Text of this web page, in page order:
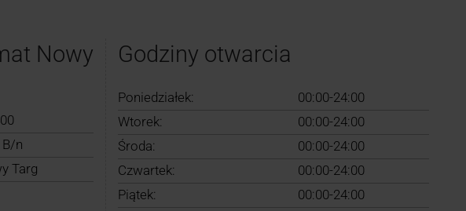
Nowy
B/n
Targ
Godziny otwarcia
Poniedziałek:
00:00-24:00
Wtorek:
00:00-24:00
Środa:
00:00-24:00
Czwartek:
00:00-24:00
Piątek:
00:00-24:00